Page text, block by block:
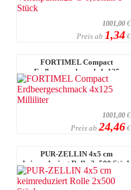
1001,00 €
Preis ab 1,34 €
FORTIMEL Compact
Erdbeergeschmack 4x125
Milliliter
1001,00 €
Preis ab 24,46 €
PUR-ZELLIN 4x5 cm
keimreduziert Rolle 2x500 Stück